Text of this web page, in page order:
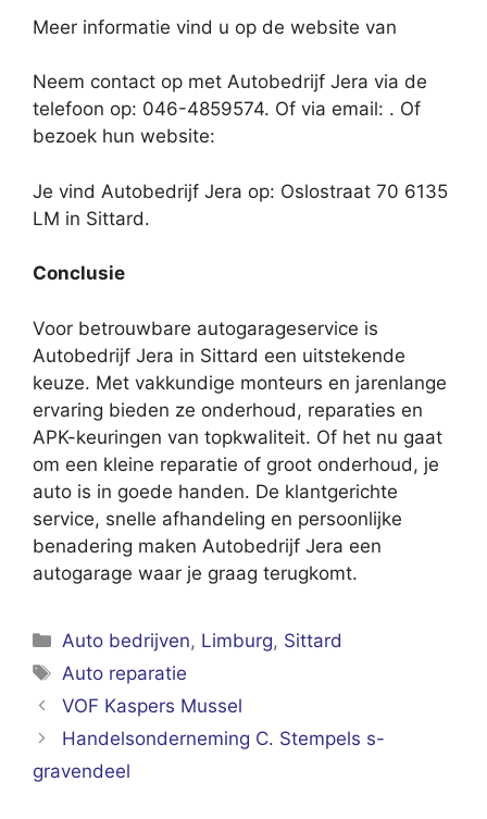
Meer informatie vind u op de website van
Neem contact op met Autobedrijf Jera via de
telefoon op: 046-4859574. Of via email: . Of
bezoek hun website:
Je vind Autobedrijf Jera op: Oslostraat 70 6135
LM in Sittard.
Conclusie
Voor betrouwbare autogarageservice is
Autobedrijf Jera in Sittard een uitstekende
keuze. Met vakkundige monteurs en jarenlange
ervaring bieden ze onderhoud, reparaties en
APK-keuringen van topkwaliteit. Of het nu gaat
om een kleine reparatie of groot onderhoud, je
auto is in goede handen. De klantgerichte
service, snelle afhandeling en persoonlijke
benadering maken Autobedrijf Jera een
autogarage waar je graag terugkomt.
Categorieën
Auto bedrijven, Limburg, Sittard
Tags
Auto reparatie
VOF Kaspers Mussel
Handelsonderneming C. Stempels s-
gravendeel